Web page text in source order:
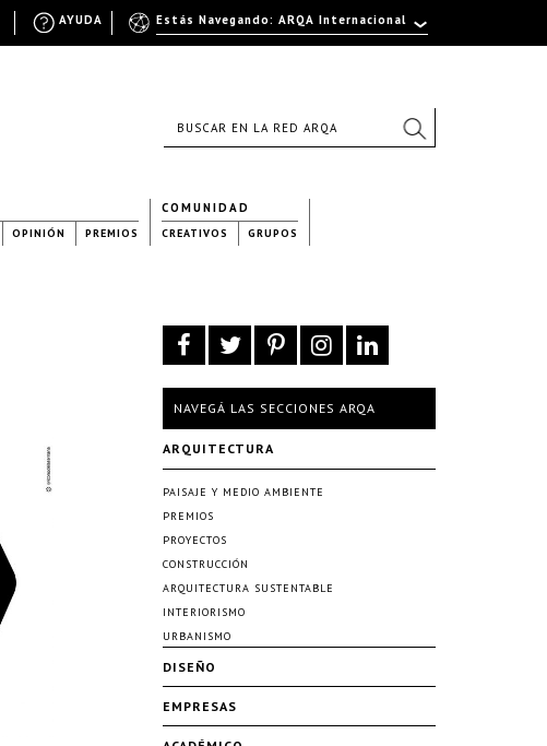
OPINIÓN PREMIOS
COMUNIDAD
CREATIVOS GRUPOS
NAVEGÁ LAS SECCIONES ARQA
ARQUITECTURA
PAISAJE Y MEDIO AMBIENTE
PREMIOS
PROYECTOS
CONSTRUCCIÓN
ARQUITECTURA SUSTENTABLE
INTERIORISMO
URBANISMO
DISEÑO
EMPRESAS
Estás Navegando: ARQA Internacional
AYUDA